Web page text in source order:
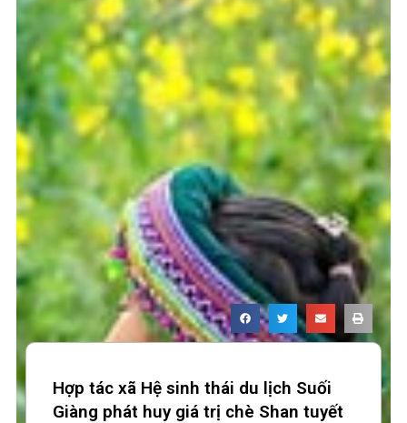
Hợp tác xã Hệ sinh thái du lịch Suối
Giàng phát huy giá trị chè Shan tuyết